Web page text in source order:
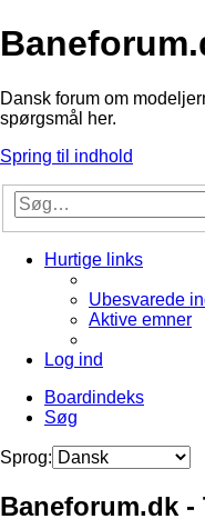
Dansk forum om
spørgsmål her.
Spring til indhold
Hurtige links
Ubesvarede
Aktive emner
Log ind
Boardindeks
Søg
Sprog:
Baneforum.dk